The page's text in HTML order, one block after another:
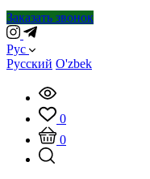
Заказать звонок
Рус
Русский O'zbek
0
0